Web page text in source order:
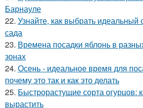
Барнауле
22. Узнайте, как выбрать идеальный
сада
23. Времена посадки яблонь в
зонах
24. Осень - идеальное время для
почему это так и как это делать
25. Быстрорастущие сорта огурцов:
вырастить